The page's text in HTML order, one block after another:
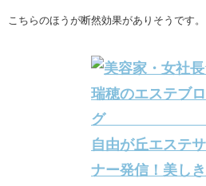
こちらのほうが断然効果がありそうです。